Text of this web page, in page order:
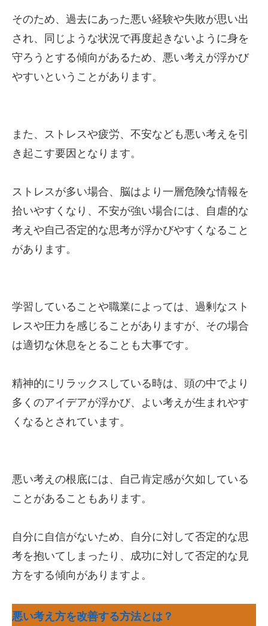
そのため、過去にあった悪い経験や失敗が思い出
され、同じような状況で再度起きないように身を
守ろうとする傾向があるため、悪い考えが浮かび
やすいということがあります。
また、ストレスや疲労、不安なども悪い考えを引
き起こす要因となります。
ストレスが多い場合、脳はより一層危険な情報を
拾いやすくなり、不安が強い場合には、自虐的な
考えや自己否定的な思考が浮かびやすくなること
があります。
学習していることや職業によっては、過剰なスト
レスや圧力を感じることがありますが、その場合
は適切な休息をとることも大事です。
精神的にリラックスしている時は、頭の中でより
多くのアイデアが浮かび、よい考えが生まれやす
くなるとされています。
悪い考えの根底には、自己肯定感が欠如している
ことがあることもあります。
自分に自信がないため、自分に対して否定的な思
考を抱いてしまったり、成功に対して否定的な見
方をする傾向がありますよ。
悪い考え方を改善する方法とは？